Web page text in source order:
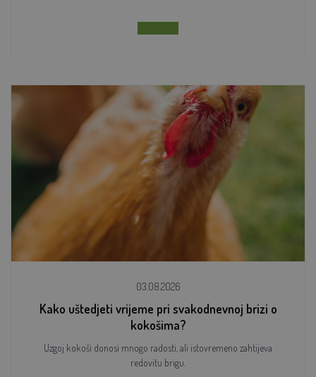
03.08.2026
Kako uštedjeti vrijeme pri svakodnevnoj brizi o
kokošima?
Uzgoj kokoši donosi mnogo radosti, ali istovremeno zahtijeva
redovitu brigu.